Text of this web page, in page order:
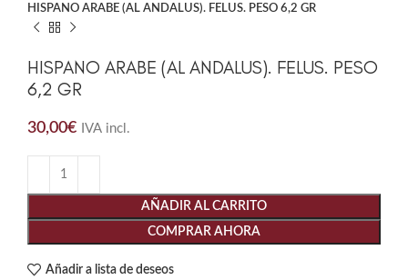
HISPANO ARABE (AL ANDALUS). FELUS. PESO 6,2 GR
HISPANO ARABE (AL ANDALUS). FELUS. PESO
6,2 GR
30,00€ IVA incl.
AÑADIR AL CARRITO
COMPRAR AHORA
Añadir a lista de deseos